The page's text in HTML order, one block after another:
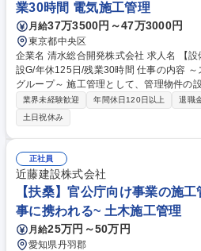
業30時間 電気施工管理
月給37万3500円～47万3000円
東京都中央区
企業名 清水総合開発株式会社 求人名 【設備施工管理/管理職候補】清水建
設G/年休125日/残業30時間 仕事の内容 ～スーパーゼネコン『清水建設』
グループ～ 施工管理として、管理物件の
ただきます。 ■オフィスビル等の修繕工事（機器更新、テナント入退去工
事等）の計画、見積、積算、施工管理 ■定
トラブル対応 ■建物調査、診断（不具合
O、AutoCAD ■対象…一都三県を中心に
担当いただきます 募集職種 【設備施工管理/管理職候補】清水建設G/年休
125日/残業30時間
業界未経験歓迎 年間休日120日以上 退職
土日祝休み
正社員
近藤建設株式会社
【扶桑】官公庁向け事業の施
事に携われる~ 土木施工管理
月給25万円～50万円
愛知県丹羽郡